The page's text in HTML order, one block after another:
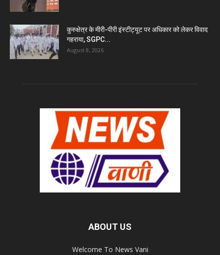
कुरुक्षेत्र के मीरी-पीरी इंस्टीट्यूट पर अधिकार को लेकर विवाद
गहराया, SGPC...
August 8, 2026
ABOUT US
Welcome To News Vani